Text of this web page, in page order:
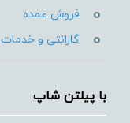
فروش عمده
گارانتی و خدمات
با پیلتن شاپ